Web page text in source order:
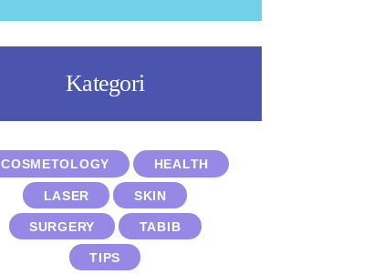
Kategori
COSMETOLOGY HEALTH
LASER SKIN
SURGERY TABIB
TIPS